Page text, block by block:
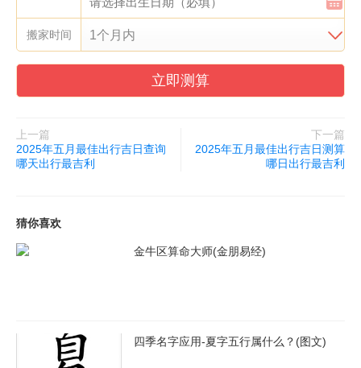
成为美好的回忆！
搬家时间
立即测算
上一篇
2025年五月最佳出行吉日查询
哪天出行最吉利
下一篇
2025年五月最佳出行吉日测算
哪日出行最吉利
猜你喜欢
金牛区算命大师(金朋易经)
四季名字应用-夏字五行属什么？(图文)